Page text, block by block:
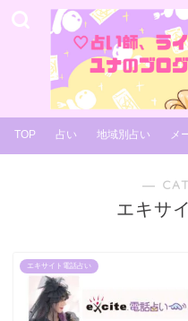
TOP 占い 地域別占い メ
―
エキサ
エキサイト電話占い